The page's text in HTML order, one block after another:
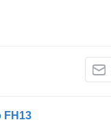
FH13